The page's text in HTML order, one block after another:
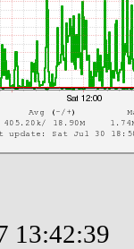
13:42:39